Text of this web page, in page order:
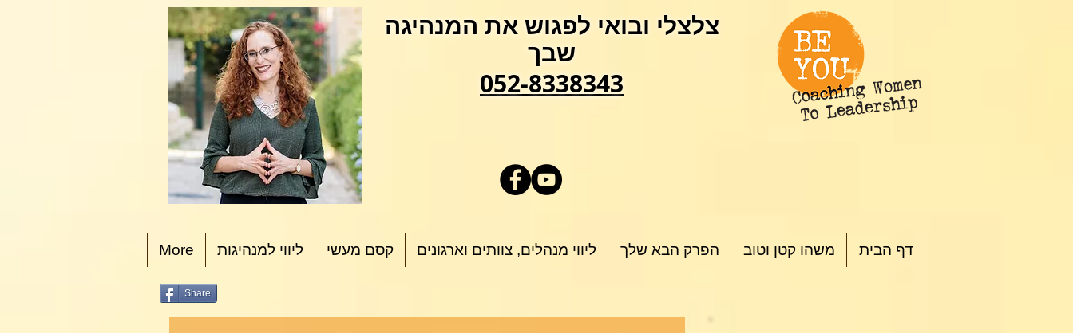
צלצלי ובואי לפגוש את המנהיגה
שבך
052-8338343
דף הבית משהו קטן וטוב הפרק הבא שלך ליווי מנהלים, צוותים וארגונים קסם מעשי ליווי למנהיגות More
Share